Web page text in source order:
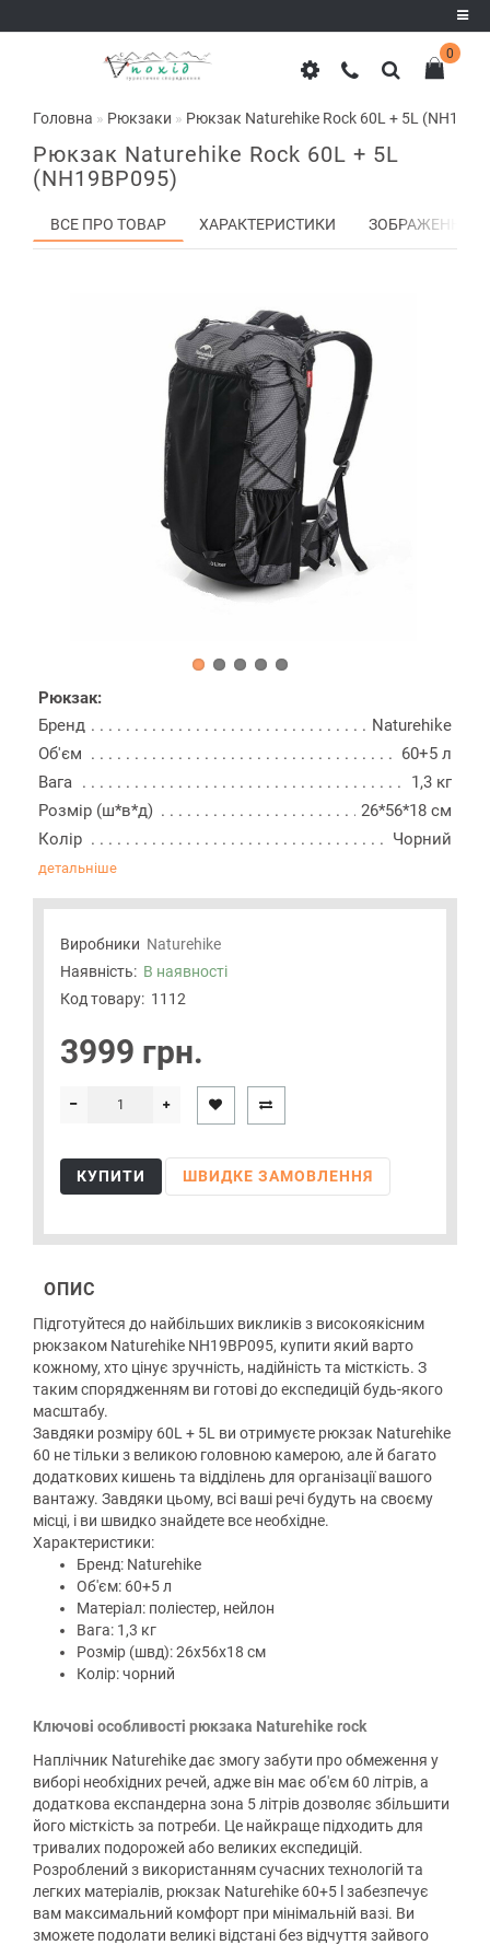
Реєстрація
Авторизація
0
Головна Рюкзаки Рюкзак Naturehike Rock 60L + 5L
Рюкзак Naturehike Rock 60L + 5L
(NH19BP095)
ВСЕ ПРО ТОВАР ХАРАКТЕРИСТИКИ ЗОБРАЖЕННЯ
Рюкзак:
Бренд
Naturehike
Об'єм
60+5 л
Вага
1,3 кг
Розмір (ш*в*д)
26*56*18 см
Колір
Чорний
детальніше
Виробники Naturehike
Наявність: В наявності
Код товару: 1112
3999 грн.
КУПИТИ ШВИДКЕ ЗАМОВЛЕННЯ
ОПИС
Підготуйтеся до найбільших викликів з високоякісним
рюкзаком Naturehike NH19BP095, купити який варто
кожному, хто цінує зручність, надійність та місткість. З
таким спорядженням ви готові до експедицій будь-якого
масштабу.
Завдяки розміру 60L + 5L ви отримуєте рюкзак Naturehike
60 не тільки з великою головною камерою, але й багато
додаткових кишень та відділень для організації вашого
вантажу. Завдяки цьому, всі ваші речі будуть на своєму
місці, і ви швидко знайдете все необхідне.
Характеристики:
Бренд: Naturehike
Об'єм: 60+5 л
Матеріал: поліестер, нейлон
Вага: 1,3 кг
Розмір (швд): 26х56х18 см
Колір: чорний
Ключові особливості рюкзака Naturehike rock
Наплічник Naturehike дає змогу забути про обмеження у
виборі необхідних речей, адже він має об'єм 60 літрів, а
додаткова експандерна зона 5 літрів дозволяє збільшити
його місткість за потреби. Це найкраще підходить для
тривалих подорожей або великих експедицій.
Розроблений з використанням сучасних технологій та
легких матеріалів, рюкзак Naturehike 60+5 l забезпечує
вам максимальний комфорт при мінімальній вазі. Ви
зможете подолати великі відстані без відчуття зайвого